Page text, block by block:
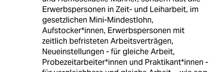
Erwerbspersonen in Zeit- und Leiharbeit, im
gesetzlichen Mini-Mindestlohn,
Aufstocker*innen, Erwerbspersonen mit
zeitlich befristeten Arbeitsverträgen,
Neueinstellungen - für gleiche Arbeit,
Probezeitarbeiter*innen und Praktikant*innen -